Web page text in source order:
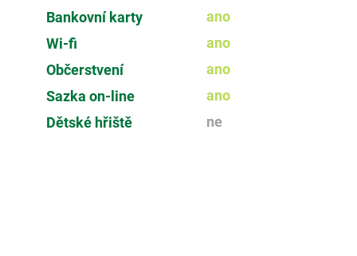
Bankovní karty
Wi-fi
Občerstvení
Sazka on-line
Dětské hřiště
ano
ano
ano
ano
ne